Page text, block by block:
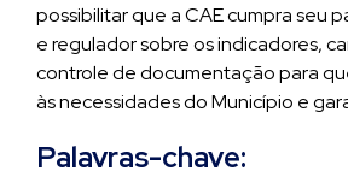
possibilitar que a CAE cumpra seu
e regulador sobre os indicadores,
controle de documentação para
às necessidades do Município e
Palavras-chave: